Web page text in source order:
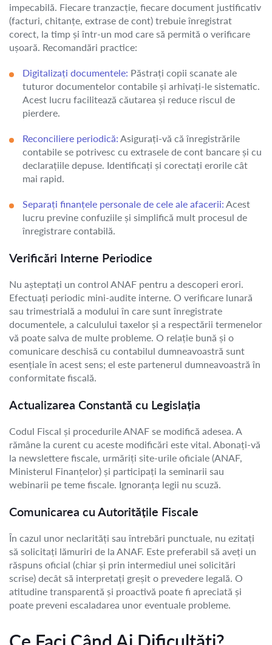
impecabilă. Fiecare tranzacție, fiecare document justificativ
(facturi, chitanțe, extrase de cont) trebuie înregistrat
corect, la timp și într-un mod care să permită o verificare
ușoară. Recomandări practice:
Digitalizați documentele: Păstrați copii scanate ale
tuturor documentelor contabile și arhivați-le sistematic.
Acest lucru facilitează căutarea și reduce riscul de
pierdere.
Reconciliere periodică: Asigurați-vă că înregistrările
contabile se potrivesc cu extrasele de cont bancare și cu
declarațiile depuse. Identificați și corectați erorile cât
mai rapid.
Separați finanțele personale de cele ale afacerii: Acest
lucru previne confuziile și simplifică mult procesul de
înregistrare contabilă.
Verificări Interne Periodice
Nu așteptați un control ANAF pentru a descoperi erori.
Efectuați periodic mini-audite interne. O verificare lunară
sau trimestrială a modului în care sunt înregistrate
documentele, a calculului taxelor și a respectării termenelor
vă poate salva de multe probleme. O relație bună și o
comunicare deschisă cu contabilul dumneavoastră sunt
esențiale în acest sens; el este partenerul dumneavoastră în
conformitate fiscală.
Actualizarea Constantă cu Legislația
Codul Fiscal și procedurile ANAF se modifică adesea. A
rămâne la curent cu aceste modificări este vital. Abonați-vă
la newslettere fiscale, urmăriți site-urile oficiale (ANAF,
Ministerul Finanțelor) și participați la seminarii sau
webinarii pe teme fiscale. Ignoranța legii nu scuză.
Comunicarea cu Autoritățile Fiscale
În cazul unor neclarități sau întrebări punctuale, nu ezitați
să solicitați lămuriri de la ANAF. Este preferabil să aveți un
răspuns oficial (chiar și prin intermediul unei solicitări
scrise) decât să interpretați greșit o prevedere legală. O
atitudine transparentă și proactivă poate fi apreciată și
poate preveni escaladarea unor eventuale probleme.